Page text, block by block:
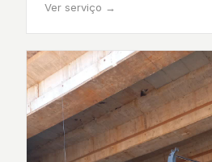
Ver serviço →